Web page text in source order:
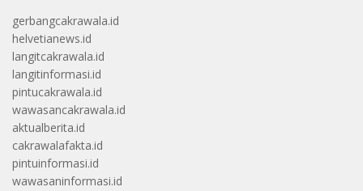
gerbangcakrawala.id
helvetianews.id
langitcakrawala.id
langitinformasi.id
pintucakrawala.id
wawasancakrawala.id
aktualberita.id
cakrawalafakta.id
pintuinformasi.id
wawasaninformasi.id